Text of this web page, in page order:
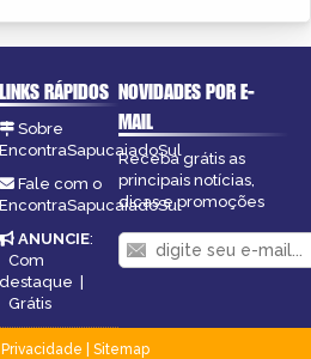
LINKS RÁPIDOS
Sobre
EncontraSapucaiadoSul
Fale com o
EncontraSapucaiadoSul
ANUNCIE:
Com
destaque |
Grátis
NOVIDADES POR E-
MAIL
Receba grátis as
principais notícias,
dicas e promoções
Privacidade
Sitemap